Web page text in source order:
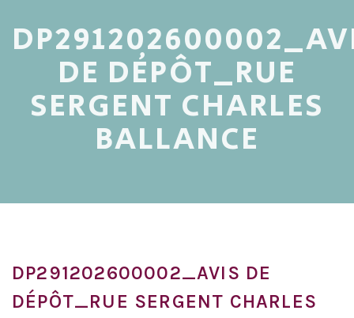
DE DÉPÔT_RUE
SERGENT CHARLES
BALLANCE
DP291202600002_AVIS DE
DÉPÔT_RUE SERGENT CHARLES